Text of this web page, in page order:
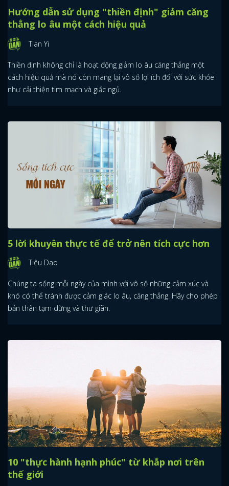
Hướng dẫn sử dụng "thiền định" giảm căng
thẳng lo âu một cách hiệu quả
Tian Yi
Thiền định không chỉ là hoạt động giảm lo âu căng thẳng một
cách hiệu quả mà nó còn mang lại vô số lợi ích đối với sức khỏe
như cải thiện tim mạch và giấc ngủ.
5 lời khuyên thực tế để trở nên tích cực hơn
Tiêu Dao
Chúng ta sống mỗi ngày của mình với vô số những cảm xúc và
khó có thể tránh được cảm giác lo âu, căng thẳng. Hãy cho phép
bản thân tạm dừng và thư giãn.
10 "thực hành hạnh phúc" từ khắp nơi trên
thế giới